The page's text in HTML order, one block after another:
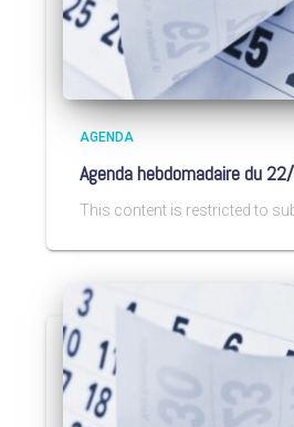
AGENDA
Agenda hebdomadaire du
This content is restricted to